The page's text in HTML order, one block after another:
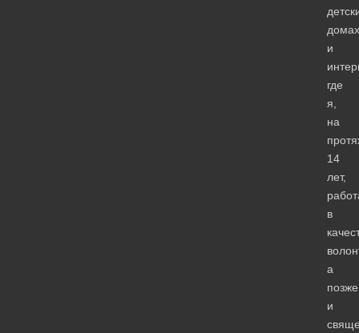
домах
и
где
я,
на
14
лет,
в
а
позже
и